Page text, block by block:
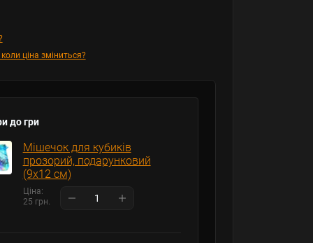
ціна зміниться?
до гри
Мішечок для кубиків
прозорий, подарунковий
(9х12 см)
Ціна:
25 грн.